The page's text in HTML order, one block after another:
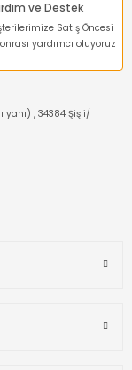
ve Destek
Satış Öncesi
yardımcı oluyoruz
yanı) , 34384 Şişli/